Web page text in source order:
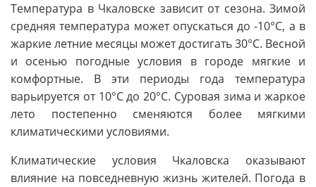
Температура в Чкаловске зависит от сезона. Зимой
средняя температура может опускаться до -10°C, а в
жаркие летние месяцы может достигать 30°C. Весной
и осенью погодные условия в городе мягкие и
комфортные. В эти периоды года температура
варьируется от 10°C до 20°C. Суровая зима и жаркое
лето постепенно сменяются более мягкими
климатическими условиями.
Климатические условия Чкаловска оказывают
влияние на повседневную жизнь жителей. Погода в